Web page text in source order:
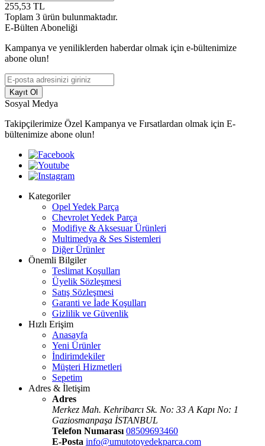
255,53 TL
Toplam 3 ürün bulunmaktadır.
E-Bülten Aboneliği
Kampanya ve yeniliklerden haberdar olmak için e-bültenimize
abone olun!
Kayıt Ol
Sosyal Medya
Takipçilerimize Özel Kampanya ve Fırsatlardan olmak için E-
bültenimize abone olun!
Kategoriler
Opel Yedek Parça
Chevrolet Yedek Parça
Modifiye & Aksesuar Ürünleri
Multimedya & Ses Sistemleri
Diğer Ürünler
Önemli Bilgiler
Teslimat Koşulları
Üyelik Sözleşmesi
Satış Sözleşmesi
Garanti ve İade Koşulları
Gizlilik ve Güvenlik
Hızlı Erişim
Anasayfa
Yeni Ürünler
İndirimdekiler
Müşteri Hizmetleri
Sepetim
Adres & İletişim
Adres
Merkez Mah. Kehribarcı Sk. No: 33 A Kapı No: 1
Gaziosmanpaşa İSTANBUL
Telefon Numarası 08509693460
E-Posta info@umutotoyedekparca.com